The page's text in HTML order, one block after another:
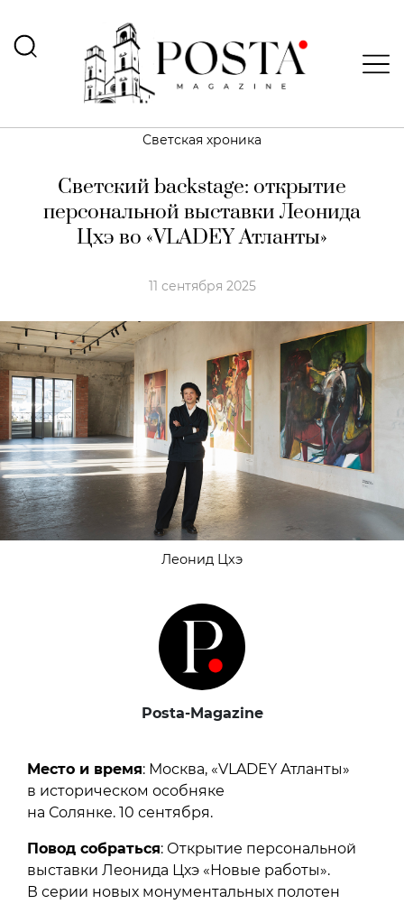
Светская хроника
Светский backstage: открытие
персональной выставки Леонида
Цхэ во «VLADEY Атланты»
11 сентября 2025
Леонид Цхэ
Posta-Magazine
Место и время: Москва, «VLADEY Атланты»
в историческом особняке
на Солянке. 10 сентября.
Повод собраться: Открытие персональной
выставки Леонида Цхэ «Новые работы».
В серии новых монументальных полотен